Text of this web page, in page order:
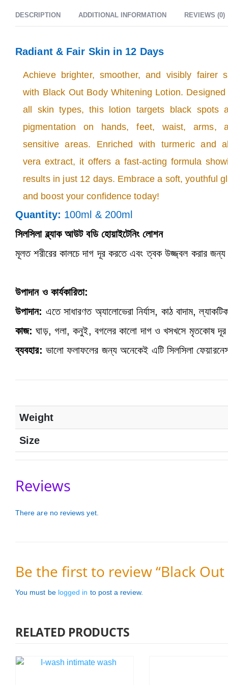
DESCRIPTION ADDITIONAL INFORMATION REVIEWS (0)
Radiant & Fair Skin in 12 Days
Achieve brighter, smoother, and visibly fairer
with Black Out Body Whitening Lotion. Designed
all skin types, this lotion targets black spots
pigmentation on hands, feet, waist, arms,
sensitive areas. Enriched with turmeric and
vera extract, it offers a fast-acting formula
results in just 12 days. Embrace a soft, youthful
and boost your confidence today!
Quantity: 100ml & 200ml
সিলসিলা ব্ল্যাক আউট বডি হোয়াইটেনিং লোশন
মূলত শরীরের কালচে দাগ দূর করতে এবং ত্বক উজ্জ্বল করার
উপাদান ও কার্যকারিতা:
উপাদান: এতে সাধারণত অ্যালোভেরা নির্যাস, কাঠ বাদাম,
কাজ: ঘাড়, গলা, কনুই, বগলের কালো দাগ ও খসখসে মৃতকোষ দূর
ব্যবহার: ভালো ফলাফলের জন্য অনেকেই এটি সিলসিলা
Weight
Size
Reviews
There are no reviews yet.
Be the first to review “Black
You must be logged in to post a review.
RELATED PRODUCTS